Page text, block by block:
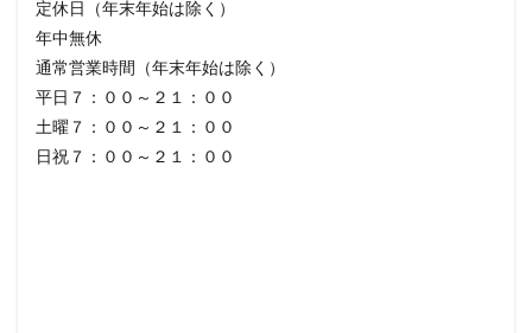
定休日（年末年始は除く）
年中無休
通常営業時間（年末年始は除く）
平日７：００～２１：００
土曜７：００～２１：００
日祝７：００～２１：００